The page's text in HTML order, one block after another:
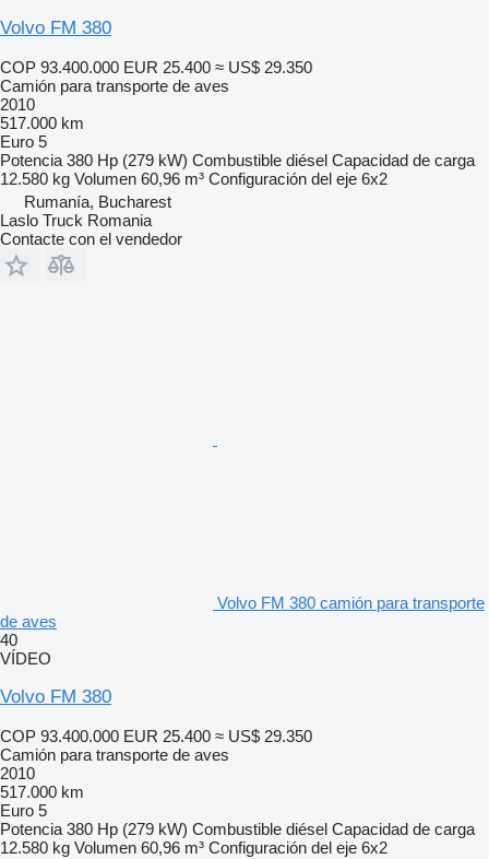
Volvo FM 380
COP 93.400.000 EUR 25.400 ≈ US$ 29.350
Camión para transporte de aves
2010
517.000 km
Euro 5
Potencia 380 Hp (279 kW) Combustible diésel Capacidad de carga
12.580 kg Volumen 60,96 m³ Configuración del eje 6x2
Rumanía, Bucharest
Laslo Truck Romania
Contacte con el vendedor
Volvo FM 380 camión para transporte
de aves
40
VÍDEO
Volvo FM 380
COP 93.400.000 EUR 25.400 ≈ US$ 29.350
Camión para transporte de aves
2010
517.000 km
Euro 5
Potencia 380 Hp (279 kW) Combustible diésel Capacidad de carga
12.580 kg Volumen 60,96 m³ Configuración del eje 6x2